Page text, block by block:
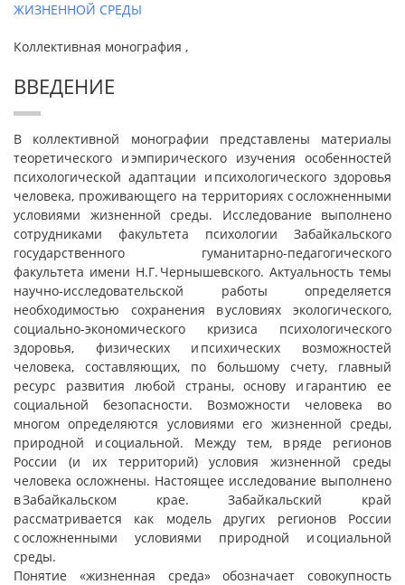
ЖИЗНЕННОЙ СРЕДЫ
Коллективная монография ,
ВВЕДЕНИЕ
В коллективной монографии представлены материалы
теоретического и эмпирического изучения особенностей
психологической адаптации и психологического здоровья
человека, проживающего на территориях с осложненными
условиями жизненной среды. Исследование выполнено
сотрудниками факультета психологии Забайкальского
государственного гуманитарно-педагогического
факультета имени Н.Г. Чернышевского. Актуальность темы
научно-исследовательской работы определяется
необходимостью сохранения в условиях экологического,
социально-экономического кризиса психологического
здоровья, физических и психических возможностей
человека, составляющих, по большому счету, главный
ресурс развития любой страны, основу и гарантию ее
социальной безопасности. Возможности человека во
многом определяются условиями его жизненной среды,
природной и социальной. Между тем, в ряде регионов
России (и их территорий) условия жизненной среды
человека осложнены. Настоящее исследование выполнено
в Забайкальском крае. Забайкальский край
рассматривается как модель других регионов России
с осложненными условиями природной и социальной
среды.
Понятие «жизненная среда» обозначает совокупность